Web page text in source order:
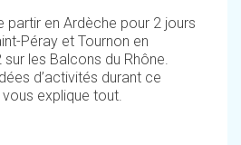
en Ardèche pour 2 jours
Péray et Tournon en
les Balcons du Rhône.
d’activités durant ce
explique tout.